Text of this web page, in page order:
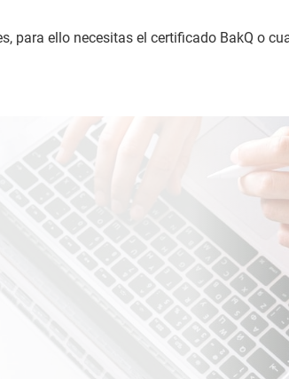
para ello necesitas el certificado BakQ o